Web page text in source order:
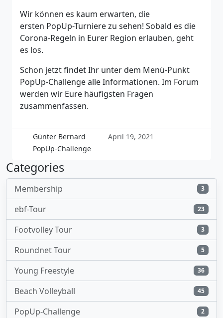
Wir können es kaum erwarten, die
ersten PopUp-Turniere zu sehen! Sobald es die
Corona-Regeln in Eurer Region erlauben, geht
es los.
Schon jetzt findet Ihr unter dem Menü-Punkt
PopUp-Challenge alle Informationen. Im Forum
werden wir Eure häufigsten Fragen
zusammenfassen.
Günter Bernard
April 19, 2021
PopUp-Challenge
Categories
Membership 3
ebf-Tour 23
Footvolley Tour 3
Roundnet Tour 5
Young Freestyle 36
Beach Volleyball 45
PopUp-Challenge 2